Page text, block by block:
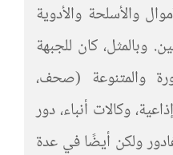
والأسلحة والأدوية
وبالمثل، كان للجبهة
والمتنوعة (صحف،
وكالات أنباء، دور
ولكن أيضًا في عدة